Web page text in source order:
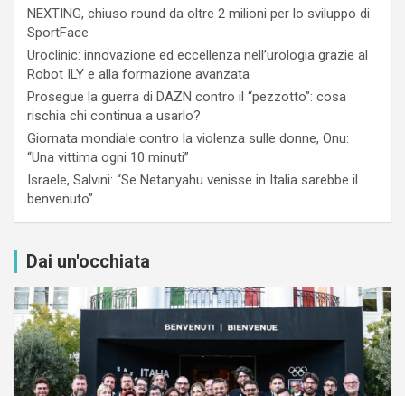
NEXTING, chiuso round da oltre 2 milioni per lo sviluppo di
SportFace
Uroclinic: innovazione ed eccellenza nell’urologia grazie al
Robot ILY e alla formazione avanzata
Prosegue la guerra di DAZN contro il “pezzotto”: cosa
rischia chi continua a usarlo?
Giornata mondiale contro la violenza sulle donne, Onu:
“Una vittima ogni 10 minuti”
Israele, Salvini: “Se Netanyahu venisse in Italia sarebbe il
benvenuto”
Dai un'occhiata